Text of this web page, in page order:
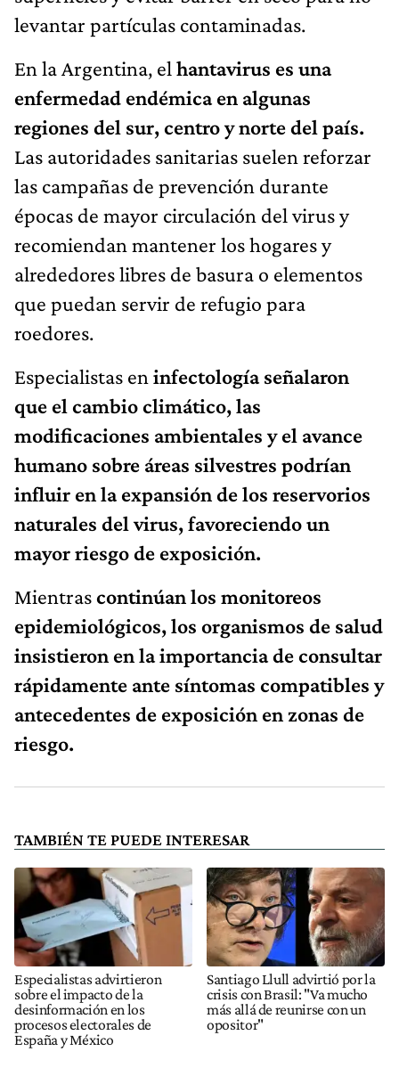
levantar partículas contaminadas.
En la Argentina, el hantavirus es una
enfermedad endémica en algunas
regiones del sur, centro y norte del país.
Las autoridades sanitarias suelen reforzar
las campañas de prevención durante
épocas de mayor circulación del virus y
recomiendan mantener los hogares y
alrededores libres de basura o elementos
que puedan servir de refugio para
roedores.
Especialistas en infectología señalaron
que el cambio climático, las
modificaciones ambientales y el avance
humano sobre áreas silvestres podrían
influir en la expansión de los reservorios
naturales del virus, favoreciendo un
mayor riesgo de exposición.
Mientrascontinúan los monitoreos
epidemiológicos, los organismos de salud
insistieron en la importancia de consultar
rápidamente ante síntomas compatibles y
antecedentes de exposición en zonas de
riesgo.
TAMBIÉN TE PUEDE INTERESAR
Especialistas advirtieron
sobre el impacto de la
desinformación en los
procesos electorales de
España y México
Santiago Llull advirtió por la
crisis con Brasil: "Va mucho
más allá de reunirse con un
opositor"